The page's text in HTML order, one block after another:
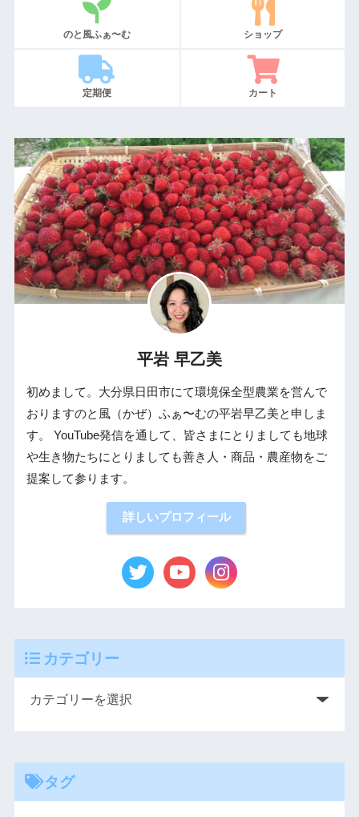
のと風ふぁ〜む ショップ
定期便 カート
平岩 早乙美
初めまして。大分県日田市にて環境保全型農業を営んで
おりますのと風（かぜ）ふぁ〜むの平岩早乙美と申しま
す。 YouTube発信を通して、皆さまにとりましても地球
や生き物たちにとりましても善き人・商品・農産物をご
提案して参ります。
詳しいプロフィール
カテゴリー
タグ